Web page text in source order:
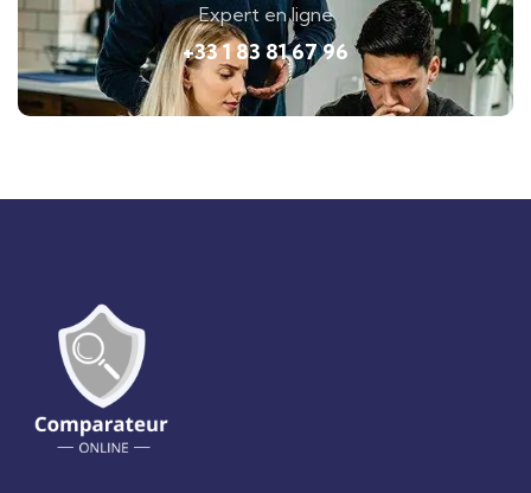
Expert en ligne
+33 1 83 81 67 96